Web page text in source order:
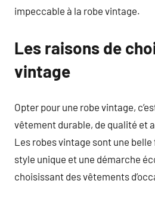
impeccable à la robe vintage.
Les raisons de
vintage
Opter pour une robe vintage,
vêtement durable, de qualité et
Les robes vintage sont une belle
style unique et une démarche
choisissant des vêtements